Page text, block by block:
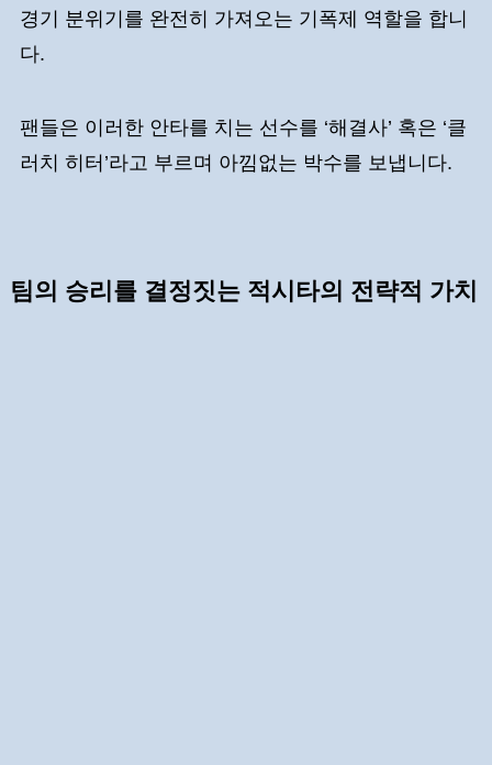
경기 분위기를 완전히 가져오는 기폭제 역할을 합니
다.
팬들은 이러한 안타를 치는 선수를 ‘해결사’ 혹은 ‘클
러치 히터’라고 부르며 아낌없는 박수를 보냅니다.
팀의 승리를 결정짓는 적시타의 전략적 가치